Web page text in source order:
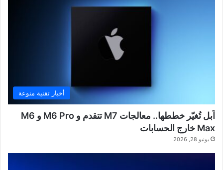
أخبار تقنية منوعة
آبل تُغيّر خططها.. معالجات M7 تتقدم و M6 Pro و M6
Max خارج الحسابات
يونيو 28, 2026